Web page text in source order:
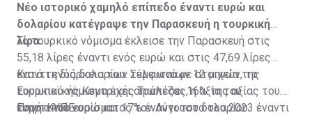
Νέο ιστορικό χαμηλό επίπεδο έναντι ευρώ και
δολαρίου κατέγραψε την Παρασκευή η τουρκική
λίρα.
Το τουρκικό νόμισμα έκλεισε την Παρασκευή στις
55,18 λίρες έναντι ενός ευρώ και στις 47,69 λίρες
έναντι ενός δολαρίου. Σύμφωνα με στοιχεία της
Ευρωπαϊκής Κεντρικής Τράπεζας, η αξία του
τουρκικού νομίσματος τον Αύγουστο του 2023 έναντι
Κατά τη διάρκεια των τελευταίων 12 μηνών, το
τουρκικό νόμισμα έχει απωλέσει 16% της αξίας του
έναντι του ευρώ και 17% έναντι του δολαρίου.
Πηγή: ΚΥΠΕ